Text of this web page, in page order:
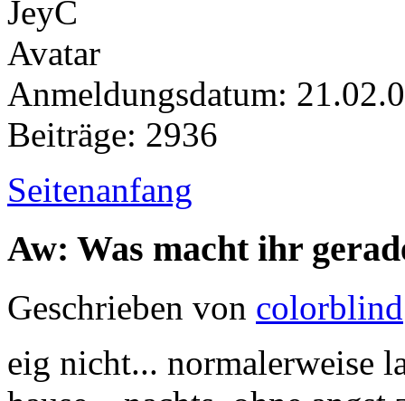
Anmeldungsdatum:
Beiträge: 2936
Seitenanfang
Aw: Was macht ihr
Geschrieben von colorblind
eig nicht... normalerweise